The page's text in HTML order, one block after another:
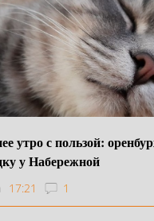
утро с пользой:
у Набережной
17:21 1